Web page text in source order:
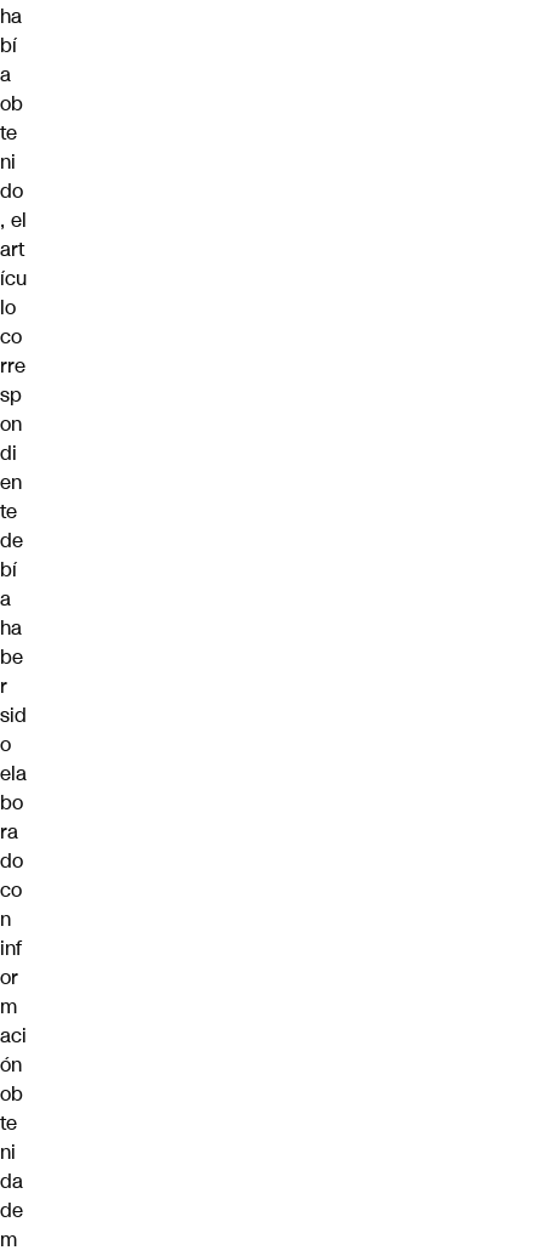
ha
bí
a
ob
te
ni
do
, el
art
ícu
lo
co
rre
sp
on
di
en
te
de
bí
a
ha
be
r
sid
o
ela
bo
ra
do
co
n
inf
or
m
aci
ón
ob
te
ni
da
de
m